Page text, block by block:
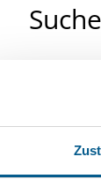
unsere